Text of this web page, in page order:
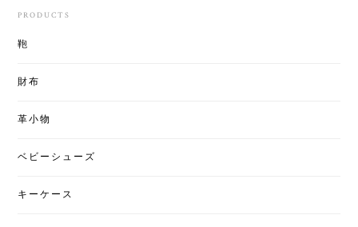
PRODUCTS
鞄
財布
革小物
ベビーシューズ
キーケース